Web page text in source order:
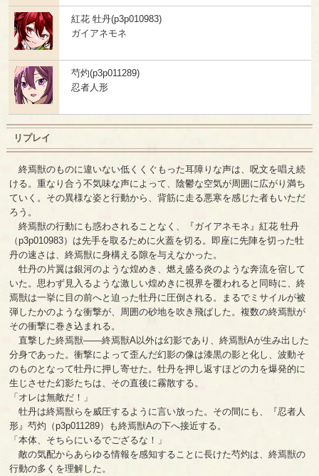
紅花 牡丹(p3p010983)
ガイアネモネ
芍灼(p3p011289)
忍者人形
リプレイ
終焉獣のものに違いない低くくぐもった耳障りな声は、呪文を唱え続
ける。重なり合う不気味な声によって、陰鬱な空気が周囲に広がり満ち
ていく。その異様な姿と行動から、背筋に走る悪寒を感じた者もいただ
ろう。
終焉獣の行動にも惑わされることなく、『ガイアネモネ』紅花 牡丹
（p3p010983）は先手を取るために火蓋を切る。即座に先陣を切った牡
丹の速さは、終焉獣に身構える隙を与えなかった。
牡丹の片翼は銀河のような煌めき、燃え盛る炎のような奔流を宿して
いた。思わず見入るような激しい煌めきに視界を覆われると同時に、終
焉獣は一挙に目の前へと迫った牡丹に圧倒される。まるでミサイルが被
弾したかのような衝撃が、周囲の砂地を吹き飛ばした。複数の終焉獣が
その衝撃に巻き込まれる。
直撃した終焉獣――終焉獣A以外は幻影であり、終焉獣Aが生み出した
分身であった。衝撃によって歪んだ幻影の像は漆黒の影と化し、波動そ
のものとなって牡丹に押し寄せた。牡丹を押し返すほどの力を爆発的に
生じさせた幻影たちは、その直後に霧散する。
「オレは無敵だ！」
牡丹は終焉獣らを威圧するように言い放った。その間にも、『忍者人
形』芍灼（p3p011289）も終焉獣Aの下へ接近する。
「本体、そちらにいるでござるな！」
敵の気配からあらゆる情報を感知することに長けた芍灼は、終焉獣の
行動の多くを理解した。